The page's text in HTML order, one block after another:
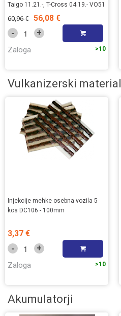
Taigo 11.21.-, T-Cross 04.19.- VO51
60,96 € 56,08 €
- +
Zaloga >10
Vulkanizerski material
Injekcije mehke osebna vozila 5
kos DC106 - 100mm
3,37 €
- +
Zaloga >10
Akumulatorji